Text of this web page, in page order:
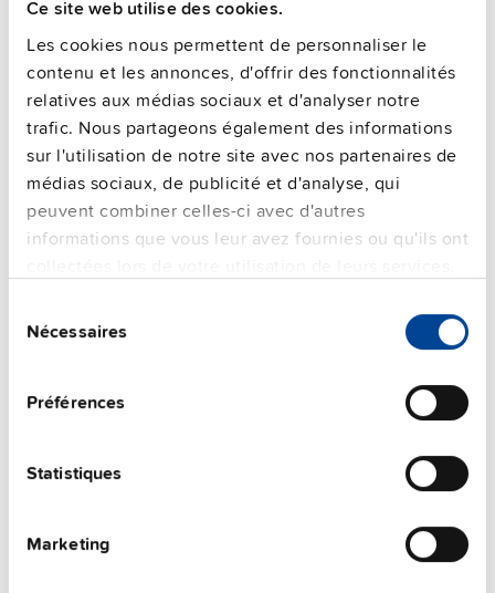
Ce site web utilise des cookies.
Les cookies nous permettent de personnaliser le
contenu et les annonces, d'offrir des fonctionnalités
relatives aux médias sociaux et d'analyser notre
trafic. Nous partageons également des informations
sur l'utilisation de notre site avec nos partenaires de
médias sociaux, de publicité et d'analyse, qui
peuvent combiner celles-ci avec d'autres
informations que vous leur avez fournies ou qu'ils ont
duNécessaires
Préférences
Statistiques
Marketing
SLZ02
Kit de montage mural
Détails